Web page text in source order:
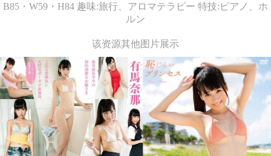
B85・W59・H84 趣味:旅行、アロマテラピー 特技:ピアノ、ホ
ルン
该资源其他图片展示